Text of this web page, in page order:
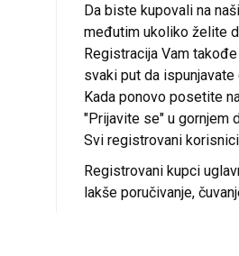
Da biste kupovali na
međutim ukoliko želite
Registracija Vam
svaki put da
Kada ponovo posetite
"Prijavite se" u gornjem
Svi registrovani
Registrovani kupci
lakše poručivanje,